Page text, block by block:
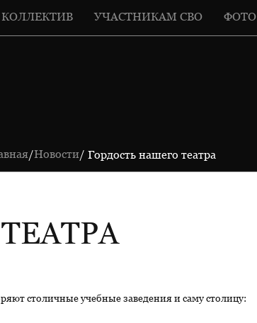
КОЛЛЕКТИВ УЧАСТНИКАМ СВО ФОТО
/Новости/ Гордость нашего театра
столичные учебные заведения и саму столицу: